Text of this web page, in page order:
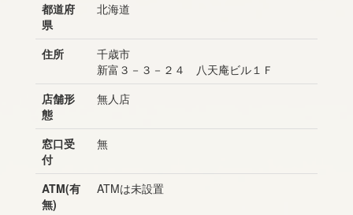
都道府
県
北海道
住所
千歳市
新富３－３－２４ 八天庵ビル１Ｆ
店舗形
態
無人店
窓口受
付
無
ATM(有
無)
ATMは未設置